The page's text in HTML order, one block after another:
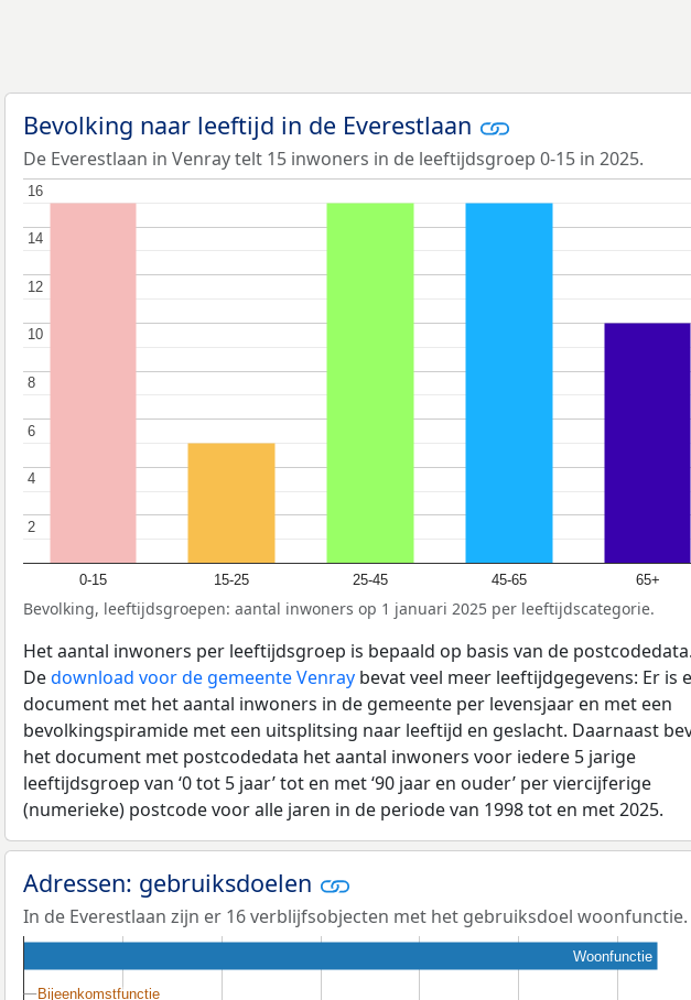
Bevolking naar leeftijd in de Everestlaan
De Everestlaan in Venray telt 15 inwoners in de leeftijdsgroep 0-15 in 2025.
0-15 15-25 25-45 45-65 65+
2
2
4
4
6
6
8
8
10
10
12
12
14
14
16
16
Bevolking, leeftijdsgroepen: aantal inwoners op 1 januari 2025 per leeftijdscategorie.
Het aantal inwoners per leeftijdsgroep is bepaald op basis van de postcodedata.
Dedownload voor de gemeente Venray bevat veel meer leeftijdgegevens: Er is
document met het aantal inwoners in de gemeente per levensjaar en met een
bevolkingspiramide met een uitsplitsing naar leeftijd en geslacht. Daarnaast
het document met postcodedata het aantal inwoners voor iedere 5 jarige
leeftijdsgroep van ‘0 tot 5 jaar’ tot en met ‘90 jaar en ouder’ per viercijferige
(numerieke) postcode voor alle jaren in de periode van 1998 tot en met 2025.
Adressen: gebruiksdoelen
In de Everestlaan zijn er 16 verblijfsobjecten met het gebruiksdoel woonfunctie.
Woonfunctie
Bijeenkomstfunctie
Bijeenkomstfunctie